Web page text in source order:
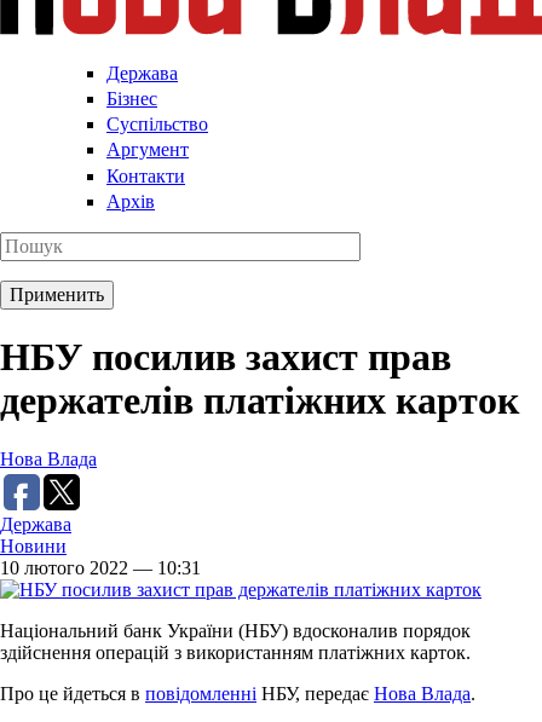
Держава
Бізнес
Суспільство
Аргумент
Контакти
Архів
НБУ посилив захист прав
держателів платіжних карток
Нова Влада
Держава
Новини
10 лютого 2022 — 10:31
Національний банк України (НБУ) вдосконалив порядок
здійснення операцій з використанням платіжних карток.
Про це йдеться в повідомленні НБУ, передає Нова Влада.